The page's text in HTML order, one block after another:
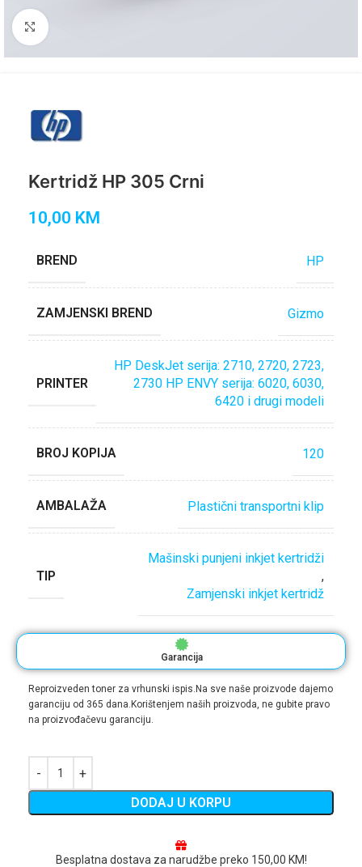
Click to enlarge
Kertridž HP 305 Crni
10,00 KM
BREND HP
ZAMJENSKI BREND Gizmo
PRINTER
HP DeskJet serija: 2710, 2720, 2723,
2730 HP ENVY serija: 6020, 6030,
6420 i drugi modeli
BROJ KOPIJA 120
AMBALAŽA Plastični transportni klip
TIP
Mašinski punjeni inkjet kertridži
,
Zamjenski inkjet kertridž
Garancija
Reproizveden toner za vrhunski ispis.Na sve naše proizvode dajemo
garanciju od 365 dana.Korištenjem naših proizvoda, ne gubite pravo
na proizvođačevu garanciju.
DODAJ U KORPU
Besplatna dostava za narudžbe preko 150,00 KM!